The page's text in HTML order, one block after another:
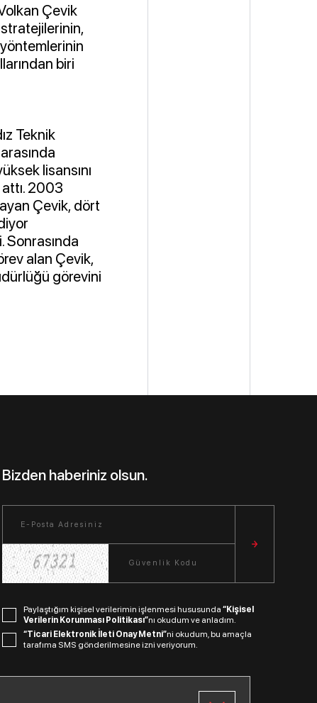
Çevik
biri
Teknik
lisansını
2003
Çevik, dört
Sonrasında
alan Çevik,
görevini
Bizden haberiniz olsun.
Paylaştığım kişisel verilerimin işlenmesi hususunda “Kişisel
Verilerin Korunması Politikası”nı okudum ve anladım.
“Ticari Elektronik İleti Onay Metni”ni okudum, bu amaçla
tarafıma SMS gönderilmesine izni veriyorum.